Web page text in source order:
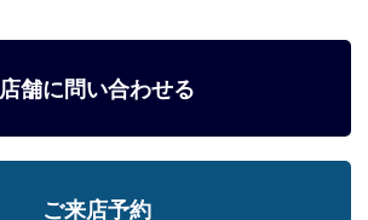
店舗に問い合わせる
ご来店予約